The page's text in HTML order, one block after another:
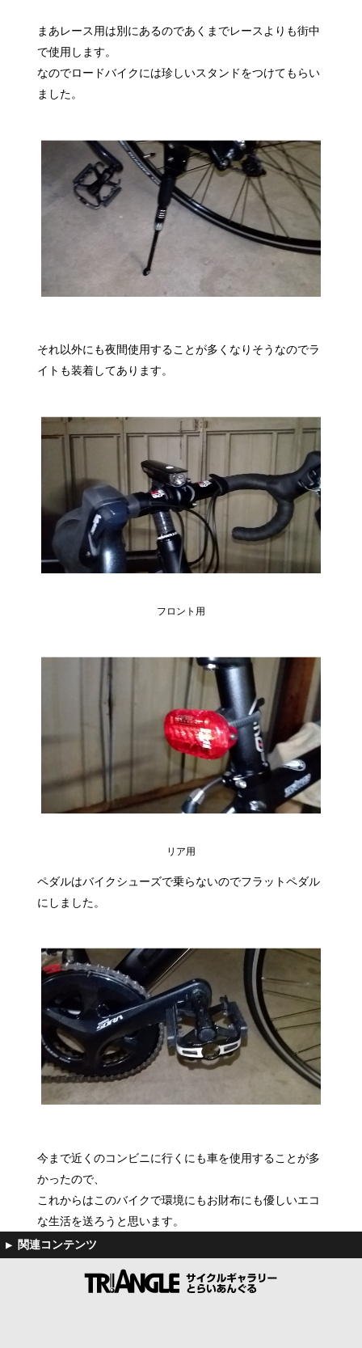
まあレース用は別にあるのであくまでレースよりも街中
で使用します。
なのでロードバイクには珍しいスタンドをつけてもらい
ました。
それ以外にも夜間使用することが多くなりそうなのでラ
イトも装着してあります。
フロント用
リア用
ペダルはバイクシューズで乗らないのでフラットペダル
にしました。
今まで近くのコンビニに行くにも車を使用することが多
かったので、
これからはこのバイクで環境にもお財布にも優しいエコ
な生活を送ろうと思います。